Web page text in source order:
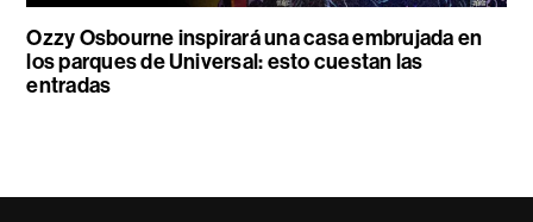
Ozzy Osbourne inspirará una casa embrujada en
los parques de Universal: esto cuestan las
entradas